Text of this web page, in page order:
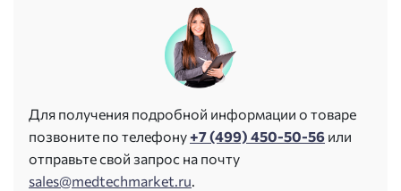
Для получения подробной информации о товаре
позвоните по телефону+7 (499) 450-50-56 или
отправьте свой запрос на почту
sales@medtechmarket.ru.